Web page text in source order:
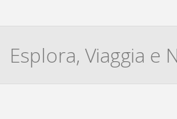
Esplora, Viaggia e